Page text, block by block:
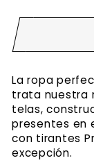
La ropa
trata nuestra
telas,
presentes en
con tirantes
excepción.